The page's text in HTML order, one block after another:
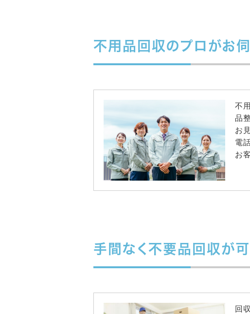
不用品回収のプロがお伺
不
品
お
電
お
手間なく不要品回収が可
回